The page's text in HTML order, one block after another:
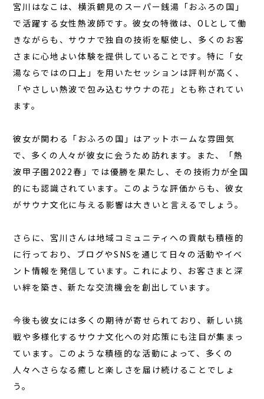
宮川はなこは、横浜鶴見のスーパー銭湯「おふろの国」
で活躍する女性熱波師です。彼女の特徴は、OLとして働
きながらも、サウナで独自の技術を駆使し、多くのお客
さまに心地よい体験を提供していることです。特に「女
湯ならではの口上」を用いたセッションは評判が高く、
「やさしい熱波で包み込むサウナの花」とも称されてい
ます。
彼女が関わる「おふろの国」はアットホームな雰囲気
で、多くの人々が彼女に会うため訪れます。また、「熱
波甲子園2022春」では優勝を果たし、その技術力が全国
的にも認識されています。このような評価からも、彼女
がサウナ文化に与える影響は大きいと言えるでしょう。
さらに、宮川さんは地域コミュニティへの貢献も積極的
に行っており、ブログやSNSを通じて日々の活動やイベ
ント情報を発信しています。これにより、お客さまと深
い絆を築き、新たな交流機会を創出しています。
今後も彼女には多くの期待が寄せられており、新しい挑
戦や多様化するサウナ文化への対応策にも注目が集まっ
ています。このような積極的な活動によって、多くの
人々へさらなる癒しと楽しさを届け続けることでしょ
う。